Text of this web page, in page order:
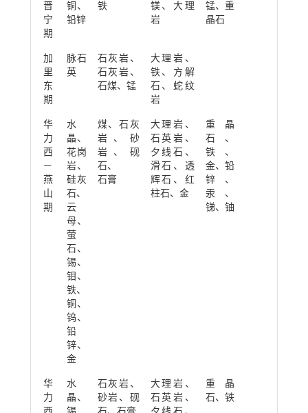
晋
宁
期
铜、
铅锌
铁
镁、大理
岩
锰、重
晶石
加
里
东
期
脉石
英
石灰岩、
石灰岩、
石煤、锰
大理岩、
铁、方解
石、蛇纹
岩
华
力
西
—
燕
山
期
水
晶、
花岗
岩、
硅灰
石、
云
母、
萤
石、
锡、
钼、
铁、
铜、
钨、
铅
锌、
金
煤、石灰
岩、砂
岩、砚
石、
石膏
大理岩、
石英岩、
夕线石、
滑石、透
辉石、红
柱石、金
重晶
石、
铁、
金、铅
锌、
汞、
锑、铀
华
力
水
晶、
石灰岩、
砂岩、砚
大理岩、
石英岩、
重晶
石、铁